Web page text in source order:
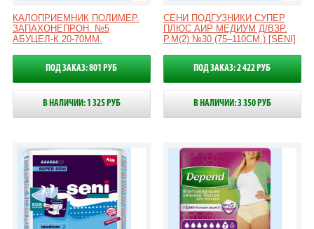
КАЛОПРИЕМНИК ПОЛИМЕР.
ЗАПАХОНЕПРОН. №5
АБУЦЕЛ-К 20-70ММ.
ПОД ЗАКАЗ: 801 РУБ
В НАЛИЧИИ: 1 325 РУБ
СЕНИ ПОДГУЗНИКИ СУПЕР
ПЛЮС АИР МЕДИУМ Д/ВЗР.
Р.М(2) №30 (75–110СМ.) [SENI]
ПОД ЗАКАЗ: 2 422 РУБ
В НАЛИЧИИ: 3 350 РУБ